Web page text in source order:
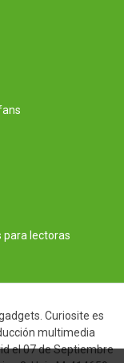
para lectoras
Curiosite es
multimedia
el 07 de Septiembre